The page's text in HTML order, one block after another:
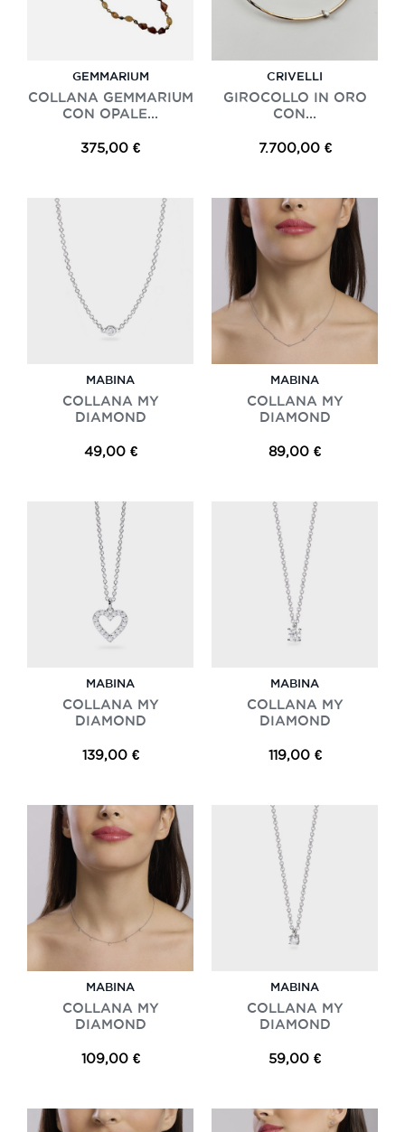
GEMMARIUM
COLLANA GEMMARIUM
CON OPALE...
375,00 €
CRIVELLI
GIROCOLLO IN ORO
CON...
7.700,00 €
MABINA
COLLANA MY
DIAMOND
49,00 €
MABINA
COLLANA MY
DIAMOND
89,00 €
MABINA
COLLANA MY
DIAMOND
139,00 €
MABINA
COLLANA MY
DIAMOND
119,00 €
MABINA
COLLANA MY
DIAMOND
109,00 €
MABINA
COLLANA MY
DIAMOND
59,00 €